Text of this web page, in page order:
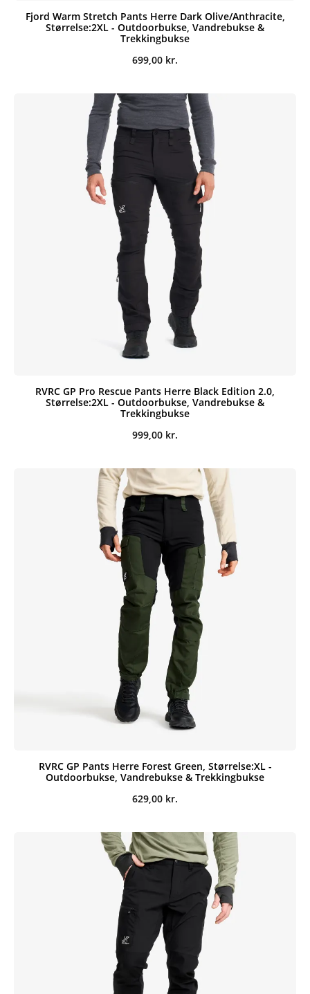
Fjord Warm Stretch Pants Herre Dark Olive/Anthracite,
Størrelse:2XL - Outdoorbukse, Vandrebukse &
Trekkingbukse
699,00 kr.
RVRC GP Pro Rescue Pants Herre Black Edition 2.0,
Størrelse:2XL - Outdoorbukse, Vandrebukse &
Trekkingbukse
999,00 kr.
RVRC GP Pants Herre Forest Green, Størrelse:XL -
Outdoorbukse, Vandrebukse & Trekkingbukse
629,00 kr.